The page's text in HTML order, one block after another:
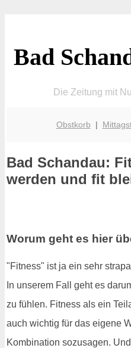
Bad
Die Zeitung mit
Obstkorb |
Bad Schandau:
werden und fit
Worum geht es hier
"Fitness" ist ja ein sehr
In unserem Fall geht es
zu fühlen. Fitness als ein
auch wichtig für das eigene
Kombination sozusagen.